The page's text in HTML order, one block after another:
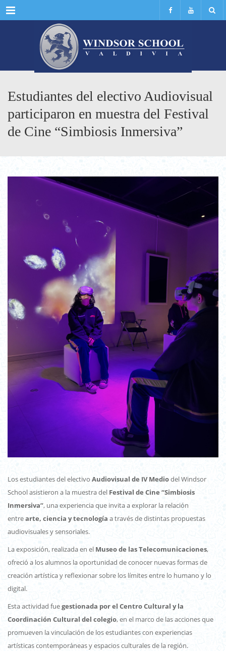
Menu
Estudiantes del electivo Audiovisual
participaron en muestra del Festival
de Cine “Simbiosis Inmersiva”
Los estudiantes del electivo Audiovisual de IV Mediodel Windsor
School asistieron a la muestra del Festival de Cine “Simbiosis
Inmersiva”, una experiencia que invita a explorar la relación
entrearte, ciencia y tecnología a través de distintas propuestas
audiovisuales y sensoriales.
La exposición, realizada en el Museo de las Telecomunicaciones,
ofreció a los alumnos la oportunidad de conocer nuevas formas de
creación artística y reflexionar sobre los límites entre lo humano y lo
digital.
Esta actividad fuegestionada por el Centro Cultural y la
Coordinación Cultural del colegio, en el marco de las acciones que
promueven la vinculación de los estudiantes con experiencias
artísticas contemporáneas y espacios culturales de la región.